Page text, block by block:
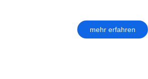
mehr erfahren